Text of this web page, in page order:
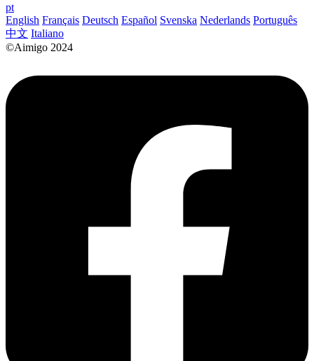
pt
English Français Deutsch Español Svenska Nederlands Português
中文 Italiano
©Aimigo 2024